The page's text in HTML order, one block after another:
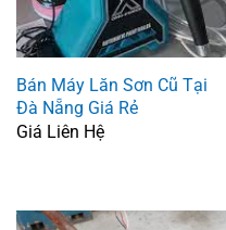
Bán Máy Lăn Sơn Cũ Tại
Đà Nẵng Giá Rẻ
Giá Liên Hệ